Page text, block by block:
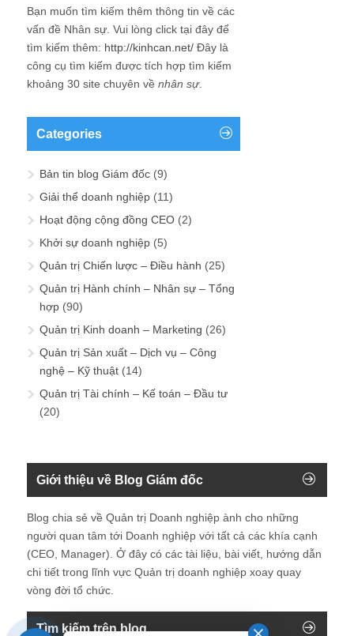
Bạn muốn tìm kiếm thêm thông tin về các
vấn đề Nhân sự . Vui lòng click tại đây để
tìm kiếm thêm: http://kinhcan.net/ Đây là
công cụ tìm kiếm được tích hợp tìm kiếm
khoảng 30 site chuyên về nhân sự.
Categories
Bản tin blog Giám đốc (9)
Giải thể doanh nghiệp (11)
Hoạt động cộng đồng CEO (2)
Khởi sự doanh nghiệp (5)
Quản trị Chiến lược – Điều hành (25)
Quản trị Hành chính – Nhân sự – Tổng
hợp (90)
Quản trị Kinh doanh – Marketing (26)
Quản trị Sản xuất – Dịch vụ – Công
nghệ – Kỹ thuật (14)
Quản trị Tài chính – Kế toán – Đầu tư
(20)
Giới thiệu về Blog Giám đốc
Blog chia sẻ về Quản trị Doanh nghiệp ành cho những
người quan tâm tới Doanh nghiệp với tất cả các khía cạnh
(CEO, Manager). Ở đây có các tài liệu, bài viết, hướng dẫn
chi tiết trong lĩnh vực Quản trị doanh nghiệp xoay quay
vòng đời tổ chức.
Tìm kiếm trên blog